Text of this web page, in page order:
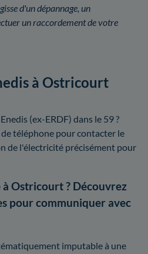
d'un dépannage, un
un raccordement de votre
à Ostricourt
(ex-ERDF) dans le 59 ?
téléphone pour contacter le
de l'électricité précisément pour
Ostricourt ? Découvrez
pour communiquer avec
imputable à une